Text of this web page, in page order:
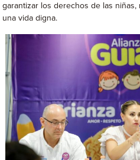
garantizar los derechos de las
una vida digna.